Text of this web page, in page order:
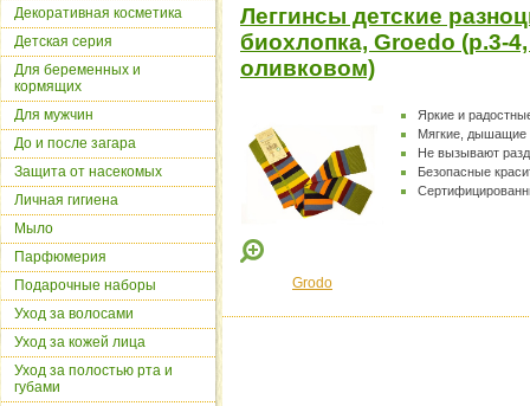
Леггинсы детские
биохлопка, Groedo (р.3-
оливковом)
Яркие и
Мягкие, дышащие
Не вызывают
Безопасные
Grodo
Декоративная косметика
Детская серия
Для беременных и
кормящих
Для мужчин
До и после загара
Защита от насекомых
Личная гигиена
Мыло
Парфюмерия
Подарочные наборы
Уход за волосами
Уход за кожей лица
Уход за полостью рта и
губами